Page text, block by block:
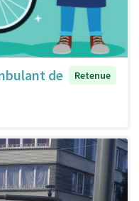
de
Retenue